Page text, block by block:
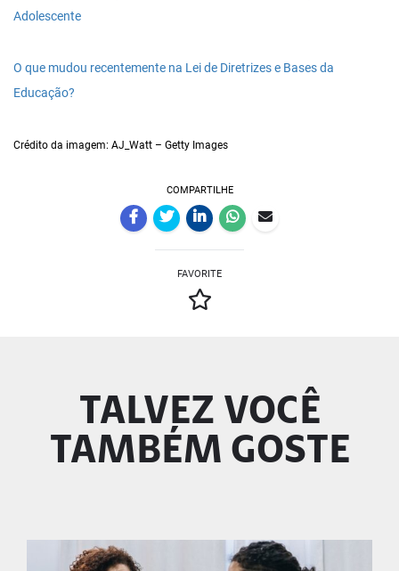
Adolescente
O que mudou recentemente na Lei de Diretrizes e Bases da
Educação?
Crédito da imagem: AJ_Watt – Getty Images
COMPARTILHE
FAVORITE
TALVEZ VOCÊ
TAMBÉM GOSTE